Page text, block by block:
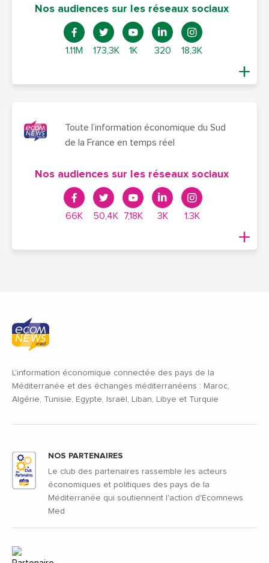
Nos audiences sur les réseaux sociaux
1.11M 173,3K 1K 320 18,3K
Toute l’information économique du Sud
de la France en temps réel
Nos audiences sur les réseaux sociaux
66K 50,4K 7,18K 3K 1.3K
L'information économique connectée des pays de la
Méditerranée et des échanges méditerranéens : Maroc,
Algérie, Tunisie, Egypte, Israël, Liban, Libye et Turquie
NOS PARTENAIRES
Le club des partenaires rassemble les acteurs
économiques et politiques des pays de la
Méditerranée qui soutiennent l'action d'Ecomnews
Med